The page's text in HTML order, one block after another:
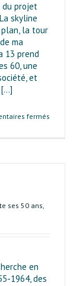
du projet
skyline
plan, la tour
ma
13 prend
60, une
et
fermés
ses 50 ans,
en
1964, des